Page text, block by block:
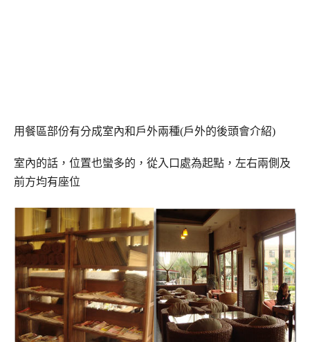
用餐區部份有分成室內和戶外兩種(戶外的後頭會介紹)
室內的話，位置也蠻多的，從入口處為起點，左右兩側及
前方均有座位